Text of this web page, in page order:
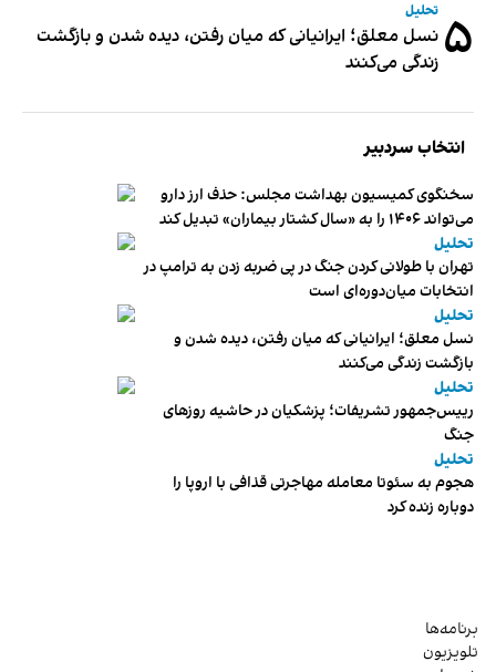
۵ تحلیل
نسل معلق؛ ایرانیانی که میان رفتن، دیده شدن و بازگشت
زندگی می‌کنند
انتخاب سردبیر
سخنگوی کمیسیون بهداشت مجلس: حذف ارز دارو
می‌تواند ۱۴۰۶ را به «سال کشتار بیماران» تبدیل کند
تحلیل
تهران با طولانی کردن جنگ در پی ضربه زدن به ترامپ در
انتخابات میان‌دوره‌ای است
تحلیل
نسل معلق؛ ایرانیانی که میان رفتن، دیده شدن و
بازگشت زندگی می‌کنند
تحلیل
رییس‌جمهور تشریفات؛ پزشکیان در حاشیه روزهای
جنگ
تحلیل
هجوم به سئوتا معامله مهاجرتی قذافی با اروپا را
دوباره زنده کرد
برنامه‌ها
تلویزیون